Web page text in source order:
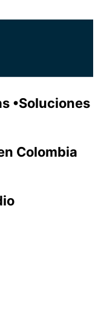
•Soluciones
Colombia